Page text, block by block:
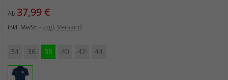
Ab Preis
37,99 €
inkl. MwSt. zzgl. Versand
34 36 38 40 42 44